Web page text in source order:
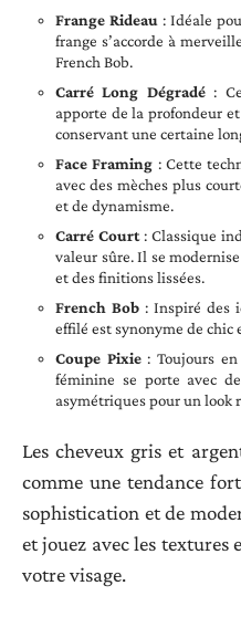
Frange Rideau : Idéale
frange s’accorde à
French Bob.
Carré Long Dégradé:
apporte de la profondeur
conservant une certaine
Face Framing : Cette
avec des mèches plus
et de dynamisme.
Carré Court: Classique
valeur sûre. Il se
et des finitions lissées.
French Bob : Inspiré des
effilé est synonyme de chic
Coupe Pixie: Toujours en
féminine se porte avec
asymétriques pour un look
Les cheveux gris et
comme une tendance
sophistication et de
et jouez avec les textures
votre visage.